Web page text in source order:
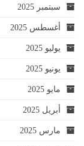
سبتمبر 2025
أغسطس 2025
يوليو 2025
يونيو 2025
مايو 2025
أبريل 2025
مارس 2025